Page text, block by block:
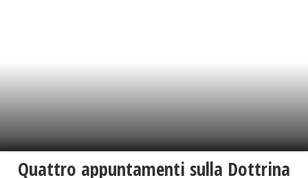
Quattro appuntamenti sulla Dottrina